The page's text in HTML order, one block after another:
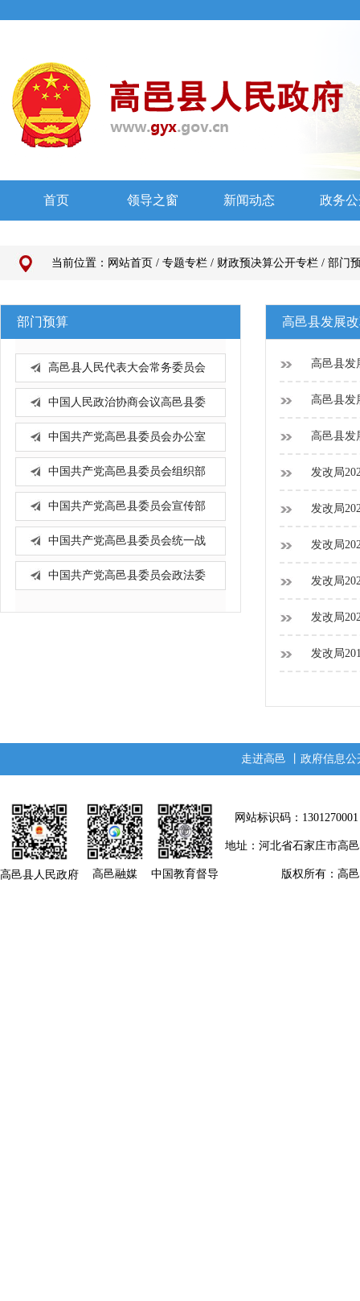
当前位置： 网站首页 / 专题专栏 / 财政预决算公开专栏 / 部门
部门预算
高邑县人民代表大会常务委员会
中国人民政治协商会议高邑县委
中国共产党高邑县委员会办公室
中国共产党高邑县委员会组织部
中国共产党高邑县委员会宣传部
中国共产党高邑县委员会统一战
中国共产党高邑县委员会政法委
高邑县发展
高邑县发
高邑县发
高邑县发
发改局
发改局
发改局
发改局
发改局
发改局